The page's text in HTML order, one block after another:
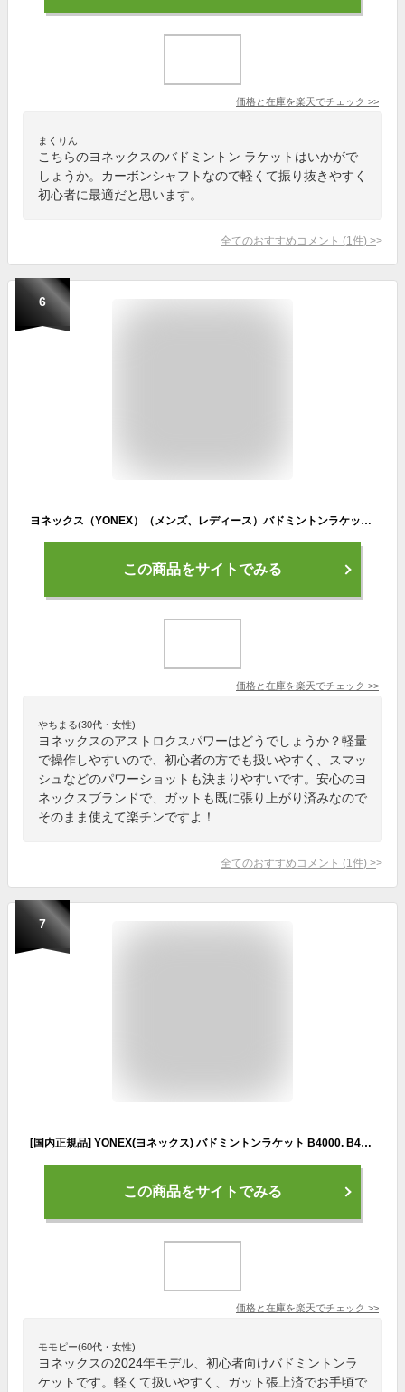
価格と在庫を楽天でチェック >>
まくりん
こちらのヨネックスのバドミントン ラケットはいかがで
しょうか。カーボンシャフトなので軽くて振り抜きやすく
初心者に最適だと思います。
全てのおすすめコメント (1 件) >
6
ヨネックス（YONEX）（メンズ、レディース）バドミントンラケット アストロクスパワー ソワー AXPSXG-704
この商品をサイトでみる
価格と在庫を楽天でチェック >>
やちまる(30代・女性)
ヨネックスのアストロクスパワーはどうでしょうか？軽量
で操作しやすいので、初心者の方でも扱いやすく、スマッ
シュなどのパワーショットも決まりやすいです。安心のヨ
ネックスブランドで、ガットも既に張り上がり済みなので
そのまま使えて楽チンですよ！
全てのおすすめコメント (1 件) >
7
[国内正規品] YONEX(ヨネックス) バドミントンラケット B4000. B4000G コーラルオレンジ(320) G4 初心者用 バドミントンラケット ガット張上済 2024年モデル r
この商品をサイトでみる
価格と在庫を楽天でチェック >>
モモピー(60代・女性)
ヨネックスの2024年モデル、初心者向けバドミントンラ
ケットです。軽くて扱いやすく、ガット張上済でお手頃で